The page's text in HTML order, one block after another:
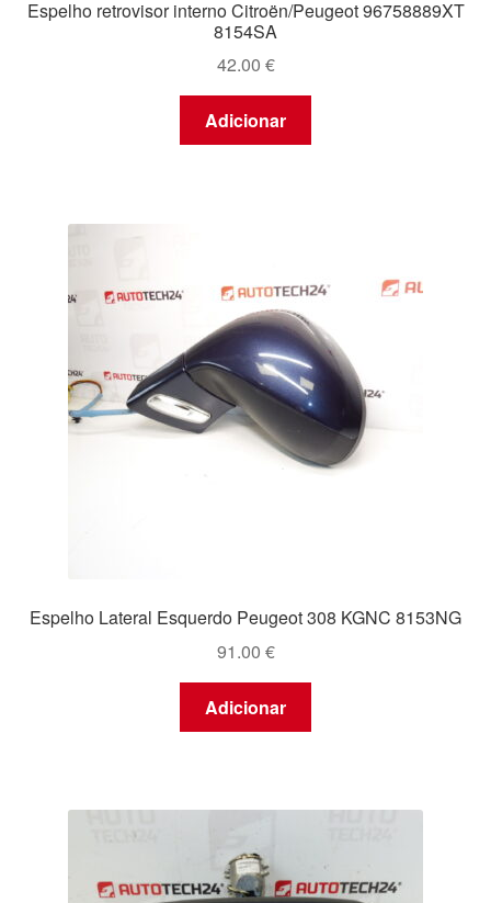
Espelho retrovisor interno Citroën/Peugeot 96758889XT
8154SA
42.00 €
Adicionar
Espelho Lateral Esquerdo Peugeot 308 KGNC 8153NG
91.00 €
Adicionar